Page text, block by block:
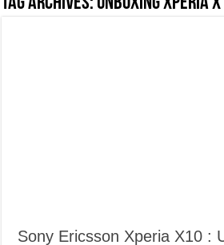
Sony Ericsson Xperia X10 :